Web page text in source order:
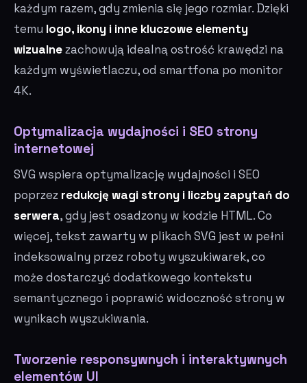
każdym razem, gdy zmienia się jego rozmiar. Dzięki
temu logo, ikony i inne kluczowe elementy
wizualnezachowują idealną ostrość krawędzi na
każdym wyświetlaczu, od smartfona po monitor
4K.
Optymalizacja wydajności i SEO strony
internetowej
SVG wspiera optymalizację wydajności i SEO
poprzez redukcję wagi strony i liczby zapytań do
serwera, gdy jest osadzony w kodzie HTML. Co
więcej, tekst zawarty w plikach SVG jest w pełni
indeksowalny przez roboty wyszukiwarek, co
może dostarczyć dodatkowego kontekstu
semantycznego i poprawić widoczność strony w
wynikach wyszukiwania.
Tworzenie responsywnych i interaktywnych
elementów UI